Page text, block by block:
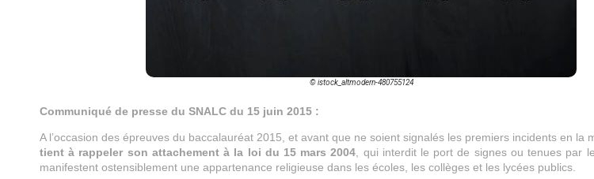
© istock_altmodern-480755124
Communiqué de presse du SNALC du 15 juin 2015 :
A l’occasion des épreuves du baccalauréat 2015, et avant que ne soient signalés les premiers incidents en la
tient à rappeler son attachement à la loi du 15 mars 2004, qui interdit le port de signes ou tenues par
manifestent ostensiblement une appartenance religieuse dans les écoles, les collèges et les lycées publics.